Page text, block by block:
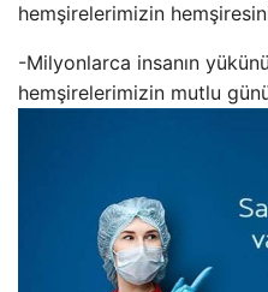
hemşirelerimizin
-Milyonlarca insanın
hemşirelerimizin mutlu